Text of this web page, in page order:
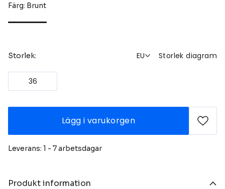
Färg: Brunt
Storlek: EU Storlek diagram
36
Lägg i varukorgen
Leverans: 1 - 7 arbetsdagar
Produkt information